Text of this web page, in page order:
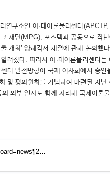
연구소인 아·태이론물리센터
재단(MPG), 포스텍과 공동으로
개최’ 양해각서 체결에 관해 논의
졌다. 따라서 아·태이론물리센터
터 발전방향이 국제 이사회에서 승
및 평의원회를 기념하여 마련된 지
외부 인사도 함께 자리해 국제이론